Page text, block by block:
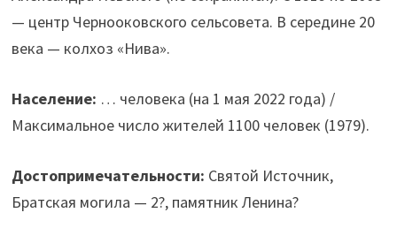
— центр Чернооковского сельсовета. В середине 20
века — колхоз «Нива».
Население: … человека (на 1 мая 2022 года) /
Максимальное число жителей 1100 человек (1979).
Достопримечательности: Святой Источник,
Братская могила — 2?, памятник Ленина?